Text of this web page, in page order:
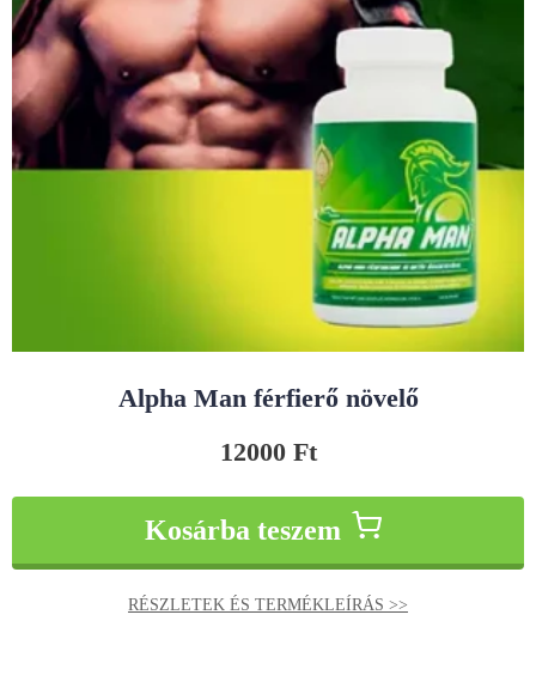
Alpha Man férfierő növelő
12000 Ft
Kosárba teszem
RÉSZLETEK ÉS TERMÉKLEÍRÁS >>